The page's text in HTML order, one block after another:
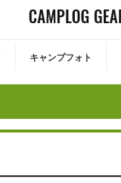
キャンプフォト